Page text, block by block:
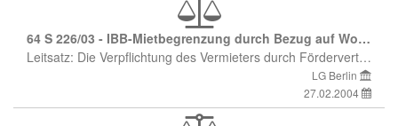
64 S 226/03 - IBB-Mietbegrenzung durch Bezug auf Wohnungsgrößen unmaßgeblich für Mieterhöhung; maßgebliches Mietspiegelrasterfeld
Leitsatz: Die Verpflichtung des Vermieters durch Fördervertrag, Mieterhöhungen nach dem Durchschnittswert der Mieten für Wohnungen einer Durchschnittsgröße zu berechnen, entbindet den Vermieter nicht von der Verpflichtung zur Angabe des zutreffenden Mietspiegelfeldes für die konkrete Wohnung. Wird dies unterlassen, ist das Mieterhöhungsverlangen unwirksam und eine Zustimmungsklage unzulässig.
LG Berlin
27.02.2004